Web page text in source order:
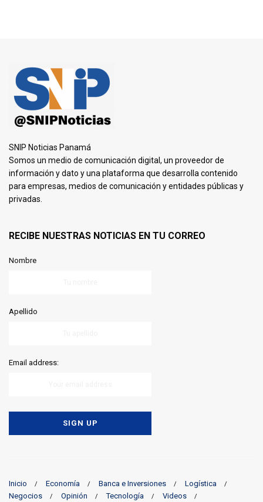
SNIP Noticias Panamá
Somos un medio de comunicación digital, un proveedor de
información y dato y una plataforma que desarrolla contenido
para empresas, medios de comunicación y entidades públicas y
privadas.
RECIBE NUESTRAS NOTICIAS EN TU CORREO
Nombre
Apellido
Email address:
Inicio Economía Banca e Inversiones
Logística
Negocios
Opinión Tecnología Videos